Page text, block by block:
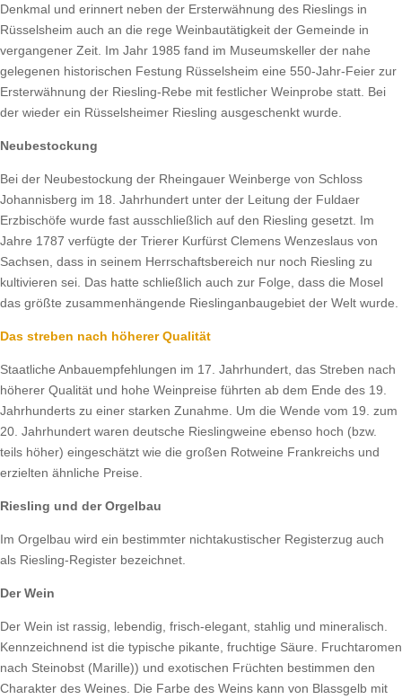
Denkmal und erinnert neben der Ersterwähnung des Rieslings in
Rüsselsheim auch an die rege Weinbautätigkeit der Gemeinde in
vergangener Zeit. Im Jahr 1985 fand im Museumskeller der nahe
gelegenen historischen Festung Rüsselsheim eine 550-Jahr-Feier zur
Ersterwähnung der Riesling-Rebe mit festlicher Weinprobe statt. Bei
der wieder ein Rüsselsheimer Riesling ausgeschenkt wurde.
Neubestockung
Bei der Neubestockung der Rheingauer Weinberge von Schloss
Johannisberg im 18. Jahrhundert unter der Leitung der Fuldaer
Erzbischöfe wurde fast ausschließlich auf den Riesling gesetzt. Im
Jahre 1787 verfügte der Trierer Kurfürst Clemens Wenzeslaus von
Sachsen, dass in seinem Herrschaftsbereich nur noch Riesling zu
kultivieren sei. Das hatte schließlich auch zur Folge, dass die Mosel
das größte zusammenhängende Rieslinganbaugebiet der Welt wurde.
Das streben nach höherer Qualität
Staatliche Anbauempfehlungen im 17. Jahrhundert, das Streben nach
höherer Qualität und hohe Weinpreise führten ab dem Ende des 19.
Jahrhunderts zu einer starken Zunahme. Um die Wende vom 19. zum
20. Jahrhundert waren deutsche Rieslingweine ebenso hoch (bzw.
teils höher) eingeschätzt wie die großen Rotweine Frankreichs und
erzielten ähnliche Preise.
Riesling und der Orgelbau
Im Orgelbau wird ein bestimmter nichtakustischer Registerzug auch
als Riesling-Register bezeichnet.
Der Wein
Der Wein ist rassig, lebendig, frisch-elegant, stahlig und mineralisch.
Kennzeichnend ist die typische pikante, fruchtige Säure. Fruchtaromen
nach Steinobst (Marille)) und exotischen Früchten bestimmen den
Charakter des Weines. Die Farbe des Weins kann von Blassgelb mit